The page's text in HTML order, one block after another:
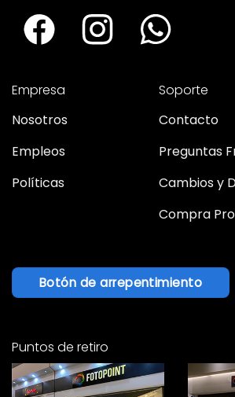
Empresa
Nosotros
Empleos
Políticas
Soporte
Contacto
Preguntas
Cambios y
Compra
Botón de arrepentimiento
Puntos de retiro